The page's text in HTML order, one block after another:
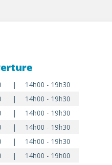
|
14h00 - 19h30
|
14h00 - 19h30
|
14h00 - 19h30
|
14h00 - 19h30
|
14h00 - 19h30
|
14h00 - 19h00